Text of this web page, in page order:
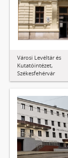
Városi Levéltár és
Kutatóintézet,
Székesfehérvár